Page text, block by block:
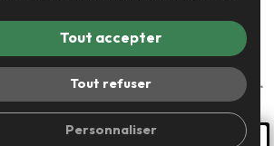
complémentaires
de confidentialité
Tout accepter
Tout refuser
Personnaliser